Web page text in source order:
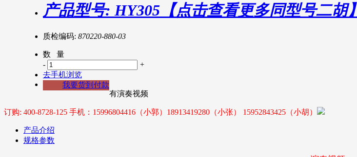
产品型号: HY305【点击查看更多同型号二胡】
质检编码: 870220-880-03
数 量
-
+
去手机浏览
我要货到付款
有演奏视频
订购: 400-8728-125 手机：15996804416（小郭）18913419280（小张） 15952843425（小胡）
产品介绍
规格参数